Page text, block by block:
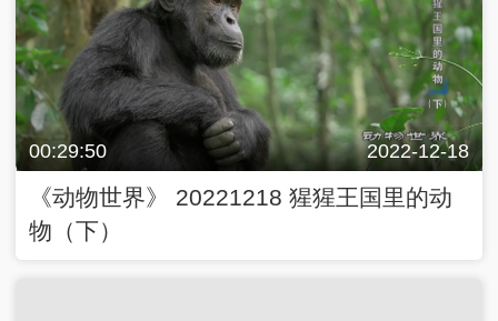
00:29:50 2022-12-18
《动物世界》 20221218 猩猩王国里的动
物（下）